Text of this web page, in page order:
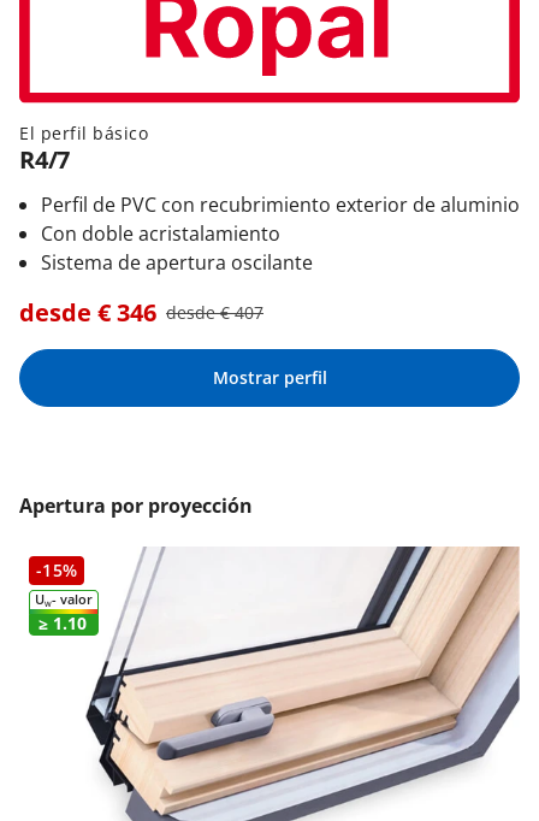
El perfil básico
R4/7
Perfil de PVC con recubrimiento exterior de aluminio
Con doble acristalamiento
Sistema de apertura oscilante
desde €346 desde €407
Mostrar perfil
Apertura por proyección
-15%
UW- valor
≥ 1.10